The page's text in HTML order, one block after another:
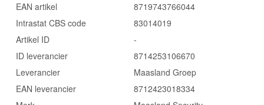
EAN artikel
8719743766044
Intrastat CBS code
83014019
Artikel ID
-
ID leverancier
8714253106670
Leverancier
Maasland Groep
EAN leverancier
8712423018334